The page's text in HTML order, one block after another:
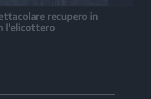
recupero in
l'elicottero